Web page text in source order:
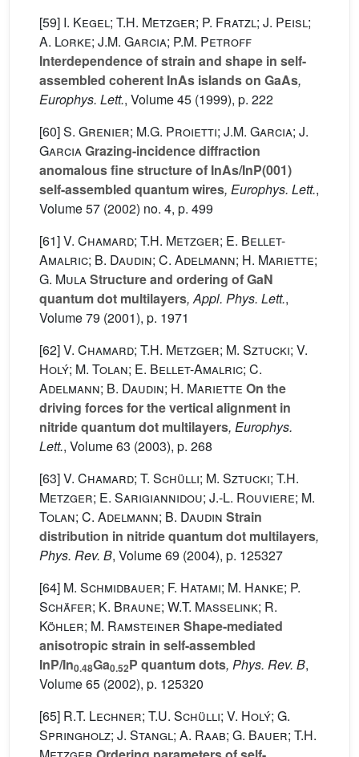
[59] I. Kegel; T.H. Metzger; P. Fratzl; J. Peisl;
A. Lorke; J.M. Garcia; P.M. Petroff
Interdependence of strain and shape in self-
assembled coherent InAs islands on GaAs,
Europhys. Lett., Volume 45 (1999), p. 222
[60]S. Grenier; M.G. Proietti; J.M. Garcia; J.
GarciaGrazing-incidence diffraction
anomalous fine structure of InAs/InP(001)
self-assembled quantum wires, Europhys. Lett.,
Volume 57 (2002) no. 4, p. 499
[61]V. Chamard; T.H. Metzger; E. Bellet-
Amalric; B. Daudin; C. Adelmann; H. Mariette;
G. MulaStructure and ordering of GaN
quantum dot multilayers, Appl. Phys. Lett.,
Volume 79 (2001), p. 1971
[62]V. Chamard; T.H. Metzger; M. Sztucki; V.
Holý; M. Tolan; E. Bellet-Amalric; C.
Adelmann; B. Daudin; H. Mariette On the
driving forces for the vertical alignment in
nitride quantum dot multilayers, Europhys.
Lett., Volume 63 (2003), p. 268
[63]V. Chamard; T. Schülli; M. Sztucki; T.H.
Metzger; E. Sarigiannidou; J.-L. Rouviere; M.
Tolan; C. Adelmann; B. Daudin Strain
distribution in nitride quantum dot multilayers,
Phys. Rev. B, Volume 69 (2004), p. 125327
[64] M. Schmidbauer; F. Hatami; M. Hanke; P.
Schäfer; K. Braune; W.T. Masselink; R.
Köhler; M. Ramsteiner Shape-mediated
anisotropic strain in self-assembled
InP/In0.48Ga0.52P quantum dots, Phys. Rev. B,
Volume 65 (2002), p. 125320
[65] R.T. Lechner; T.U. Schülli; V. Holý; G.
Springholz; J. Stangl; A. Raab; G. Bauer; T.H.